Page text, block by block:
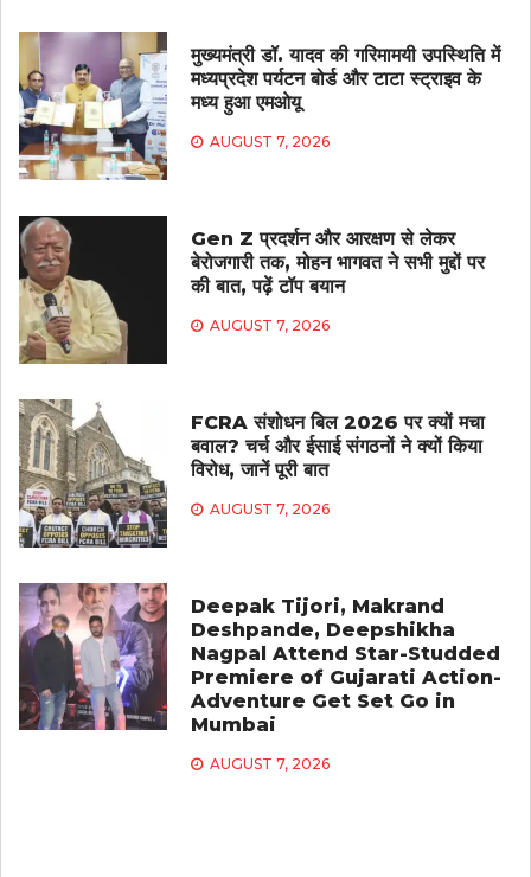
मुख्यमंत्री डॉ. यादव की गरिमामयी उपस्थिति में
मध्यप्रदेश पर्यटन बोर्ड और टाटा स्ट्राइव के
मध्य हुआ एमओयू
AUGUST 7, 2026
Gen Z प्रदर्शन और आरक्षण से लेकर
बेरोजगारी तक, मोहन भागवत ने सभी मुद्दों पर
की बात, पढ़ें टॉप बयान
AUGUST 7, 2026
FCRA संशोधन बिल 2026 पर क्यों मचा
बवाल? चर्च और ईसाई संगठनों ने क्यों किया
विरोध, जानें पूरी बात
AUGUST 7, 2026
Deepak Tijori, Makrand
Deshpande, Deepshikha
Nagpal Attend Star-Studded
Premiere of Gujarati Action-
Adventure Get Set Go in
Mumbai
AUGUST 7, 2026